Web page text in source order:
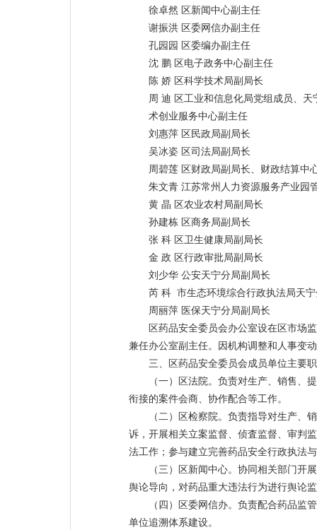
徐卓然 区新闻中心副主任
谢振洪 区委网信办副主任
孔园园 区委编办副主任
沈 鹏 区电子政务中心副主任
陈 娇 区科学技术局副局长
周 迪 区工业和信息化局党组成员、天
术创业服务中心副主任
刘惠萍 区民政局副局长
吴冰姿 区司法局副局长
周碧莲 区财政局副局长、财政结算中
朱文青 江苏常州人力资源服务产业园
黄 晶 区农业农村局副局长
孙建栋 区商务局副局长
张 科 区卫生健康局副局长
金 政 区行政审批局副局长
刘少华 公安天宁分局副局长
芮 科 市生态环境综合行政执法局天
周丽萍 医保天宁分局副局长
区药品安全委员会办公室设在区市场
兼任办公室副主任。因机构调整和人事变
三、区药品安全委员会成员单位主要
（一）区法院。负责对生产、销售、
衔接的案件会商、协作配合等工作。
（二）区检察院。负责指导对生产、
诉，开展相关立案监督、侦査监督、审判
法工作；参与建立完善药品安全行政执法
（三）区新闻中心。协同相关部门开
舆论导向，对药品重大违法行为进行舆论
（四）区委网信办。负责配合药品监
单位追溯体系建设。